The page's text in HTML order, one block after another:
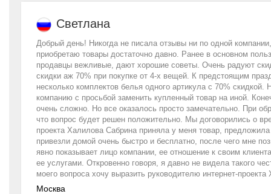
Светлана
Добрый день! Никогда не писала отзывы ни по одной
приобретаю товары достаточно давно. Ранее в основном
продавцы вежливые, дают хорошие советы. Очень радуют
скидки аж 70% при покупке от 4-х вещей. К предстоящим
несколько комплектов белья одного артикула с 70%
компанию с просьбой заменить купленный товар на иной.
очень сложно. Но все оказалось просто замечательно. При
что вопрос будет решен положительно. Мы договорились о
проекта Халилова Сабрина приняла у меня товар,
привезли домой очень быстро и бесплатно, после чего мне
явно показывает лицо компании, ее отношение к своим
ее услугами. Откровенно говоря, я давно не видела такого
моего вопроса хочу выразить руководителю интернет-
Москва